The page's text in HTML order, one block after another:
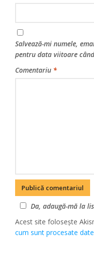
Salvează-mi numele,
pentru data viitoare
Comentariu *
Da, adaugă-mă la
Acest site folosește
cum sunt procesate